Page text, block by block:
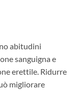
abitudini
sanguigna e
erettile. Ridurre
migliorare